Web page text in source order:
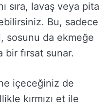
sıra, lavaş veya pita
Bu, sadece
sosunu da ekmeğe
bir fırsat sunar.
içeceğiniz de
kırmızı et ile